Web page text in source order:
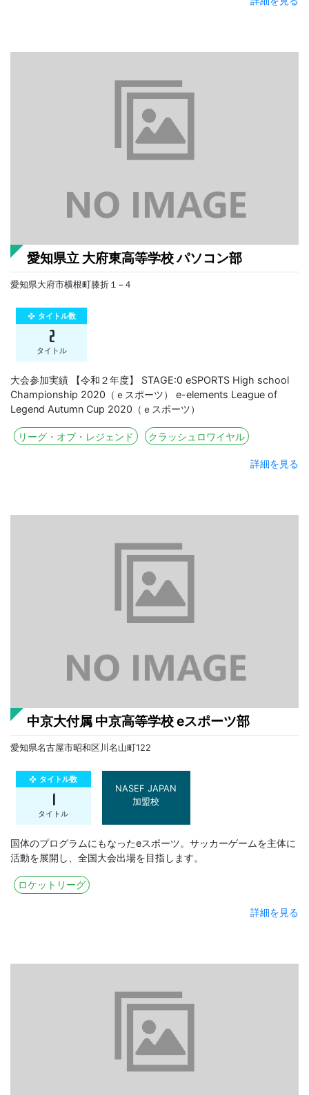
愛知県立 大府東高等学校 パソコン部
愛知県大府市横根町膝折１−４
gamepad タイトル数
2
タイトル
大会参加実績 【令和２年度】 STAGE:0 eSPORTS High school
Championship 2020（ｅスポーツ） e-elements League of
Legend Autumn Cup 2020（ｅスポーツ）
リーグ・オブ・レジェンド クラッシュロワイヤル
詳細を見る
中京大付属 中京高等学校 eスポーツ部
愛知県名古屋市昭和区川名山町122
gamepad タイトル数
1
タイトル
NASEF JAPAN
加盟校
国体のプログラムにもなったeスポーツ。サッカーゲームを主体に
活動を展開し、全国大会出場を目指します。
ロケットリーグ
詳細を見る